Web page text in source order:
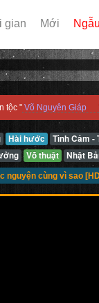
gian Mới
tộc " Võ Nguyên Giáp
Hài hước Tình Cảm -
Võ thuật Nhật
nguyện cùng vì sao